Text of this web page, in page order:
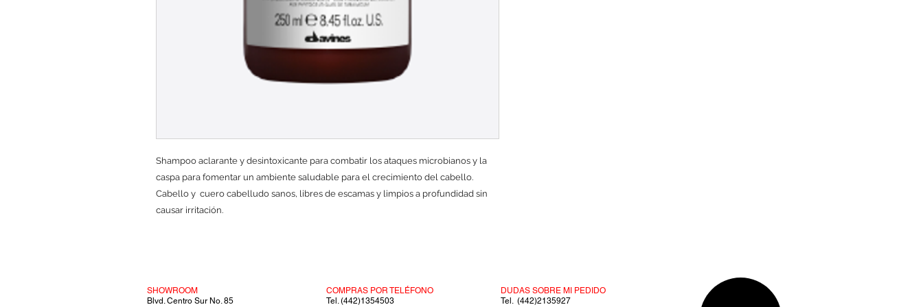
Shampoo aclarante y desintoxicante para combatir los ataques microbianos y la
caspa para fomentar un ambiente saludable para el crecimiento del cabello.
Cabello y cuero cabelludo sanos, libres de escamas y limpios a profundidad sin
causar irritación.
SHOWROOM
Blvd. Centro Sur No. 85
COMPRAS POR TELÉFONO
Tel. (442)1354503
DUDAS SOBRE MI PEDIDO
Tel. (442)2135927​​​​​​​​​​​​​​​​​​